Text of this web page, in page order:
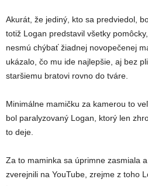
Akurát, že jediný, kto sa predviedol,
totiž Logan predstavil všetky
nesmú chýbať žiadnej novopečenej
ukázalo, čo mu ide najlepšie, aj bez
staršiemu bratovi rovno do tváre.
Minimálne mamičku za kamerou to
bol paralyzovaný Logan, ktorý len
to deje.
Za to maminka sa úprimne zasmiala
zverejnili na YouTube, zrejme z toho